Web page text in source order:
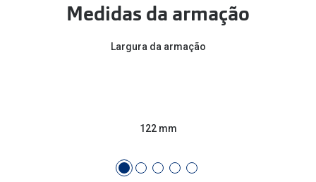
Medidas da armação
Largura da armação
122 mm